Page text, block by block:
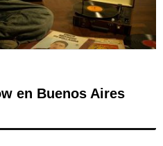
en Buenos Aires